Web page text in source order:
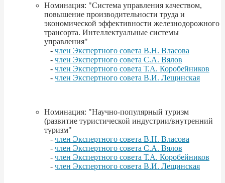
Номинация: "Система управления качеством,
повышение производительности труда и
экономической эффективности железнодорожного
трансорта. Интеллектуальные системы
управления"
- член Экспертного совета В.Н. Власова
- член Экспертного совета С.А. Вялов
- член Экспертного совета Т.А. Коробейников
- член Экспертного совета В.И. Лещинская
Номинация: "Научно-популярный туризм
(развитие туристической индустрии/внутренний
туризм"
- член Экспертного совета В.Н. Власова
- член Экспертного совета С.А. Вялов
- член Экспертного совета Т.А. Коробейников
- член Экспертного совета В.И. Лещинская